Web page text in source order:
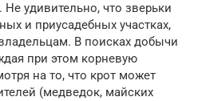
удивительно, что зверьки
и приусадебных участках,
В поисках добычи
при этом корневую
на то, что крот может
(медведок, майских